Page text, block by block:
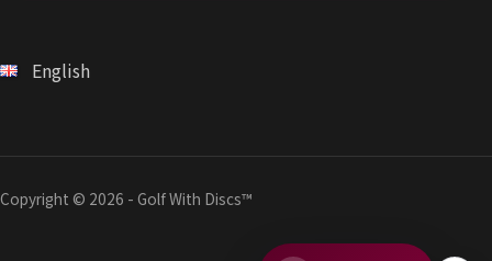
English
Copyright © 2026 - Golf With Discs™